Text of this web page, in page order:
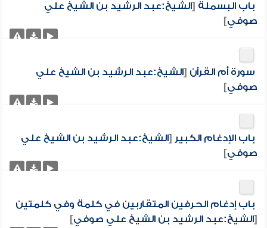
باب البسملة [الشيخ:عبد الرشيد بن الشيخ علي
صوفي]
سورة أم القرآن [الشيخ:عبد الرشيد بن الشيخ علي
صوفي]
باب الإدغام الكبير [الشيخ:عبد الرشيد بن الشيخ علي
صوفي]
باب إدغام الحرفين المتقاربين في كلمة وفي كلمتين
[الشيخ:عبد الرشيد بن الشيخ علي صوفي]